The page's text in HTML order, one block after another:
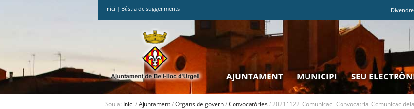
Inici | Bústia de suggeriments
AJUNTAMENT MUNICIPI SEU
Sou a: Inici /Ajuntament/Organs de govern/Convocatòries/